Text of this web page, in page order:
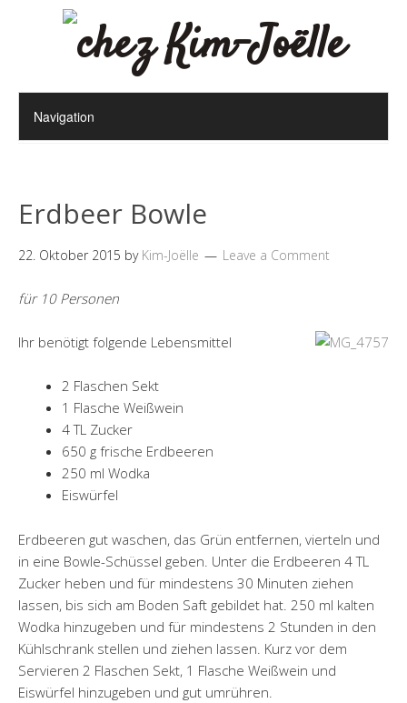
Erdbeer Bowle
22. Oktober 2015 by Kim-Joëlle Leave a Comment
für 10 Personen
Ihr benötigt folgende Lebensmittel
2 Flaschen Sekt
1 Flasche Weißwein
4 TL Zucker
650 g frische Erdbeeren
250 ml Wodka
Eiswürfel
Erdbeeren gut waschen, das Grün entfernen, vierteln und
in eine Bowle-Schüssel geben. Unter die Erdbeeren 4 TL
Zucker heben und für mindestens 30 Minuten ziehen
lassen, bis sich am Boden Saft gebildet hat. 250 ml kalten
Wodka hinzugeben und für mindestens 2 Stunden in den
Kühlschrank stellen und ziehen lassen. Kurz vor dem
Servieren 2 Flaschen Sekt, 1 Flasche Weißwein und
Eiswürfel hinzugeben und gut umrühren.